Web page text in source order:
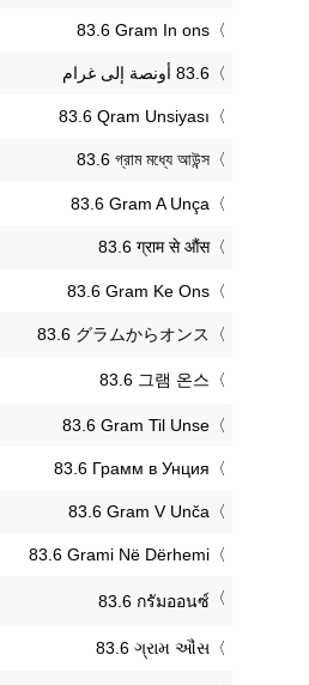
‎83.6 Gram In ons
‎83.6 Qram Unsiyası
‎83.6 গ্রাম মধ্যে আউন্স
‎83.6 Gram A Unça
‎83.6 ग्राम से औंस
‎83.6 Gram Ke Ons
‎83.6 グラムからオンス
‎83.6 그램 온스
‎83.6 Gram Til Unse
‎83.6 Грамм в Унция
‎83.6 Gram V Unča
‎83.6 Grami Në Dërhemi
‎83.6 กรัมออนซ์
‎83.6 ગ્રામ ઔંસ